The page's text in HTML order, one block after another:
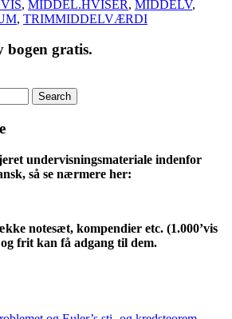
, MIDDEL.HVISER, MIDDELV,
, TRIMMIDDELVÆRDI
bogen gratis.
undervisningsmateriale indenfor
så se nærmere her:
notesæt, kompendier etc. (1.000’vis
frit kan få adgang til dem.